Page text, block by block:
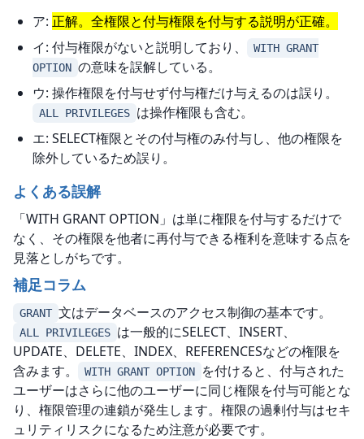
ア: 正解。全権限と付与権限を付与する説明が正確。
イ: 付与権限がないと説明しており、
WITH GRANT
OPTION の意味を誤解している。
ウ: 操作権限を付与せず付与権だけ与えるのは誤り。
ALL PRIVILEGES は操作権限も含む。
エ: SELECT権限とその付与権のみ付与し、他の権限を
除外しているため誤り。
よくある誤解
「WITH GRANT OPTION」は単に権限を付与するだけで
なく、その権限を他者に再付与できる権利を意味する点を
見落としがちです。
補足コラム
GRANT 文はデータベースのアクセス制御の基本です。
ALL PRIVILEGES は一般的にSELECT、INSERT、
UPDATE、DELETE、INDEX、REFERENCESなどの権限を
含みます。
WITH GRANT OPTION
を付けると、付与された
ユーザーはさらに他のユーザーに同じ権限を付与可能とな
り、権限管理の連鎖が発生します。権限の過剰付与はセキ
ュリティリスクになるため注意が必要です。